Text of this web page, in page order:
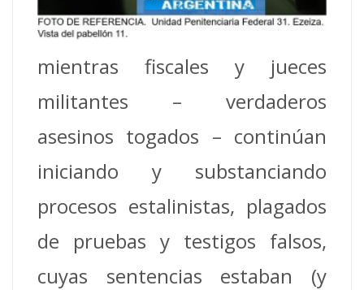
mientras fiscales y jueces
militantes – verdaderos
asesinos togados – continúan
iniciando y substanciando
procesos estalinistas, plagados
de pruebas y testigos falsos,
cuyas sentencias estaban (y